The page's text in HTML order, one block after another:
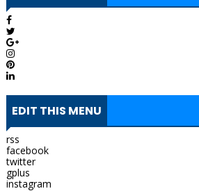
EDIT THIS MENU
rss
facebook
twitter
gplus
instagram